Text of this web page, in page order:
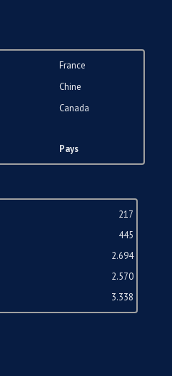
France
Chine
Canada
Pays
217
445
2.694
2.570
3.338